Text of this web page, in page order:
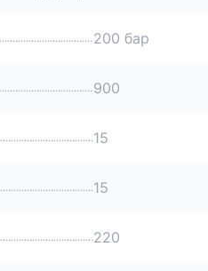
200 бар
900
15
15
220